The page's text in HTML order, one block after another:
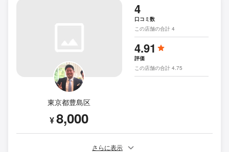
東京都豊島区
¥8,000
4
口コミ数
この店舗の合計 4
4.91
評価
この店舗の合計 4.75
さらに表示